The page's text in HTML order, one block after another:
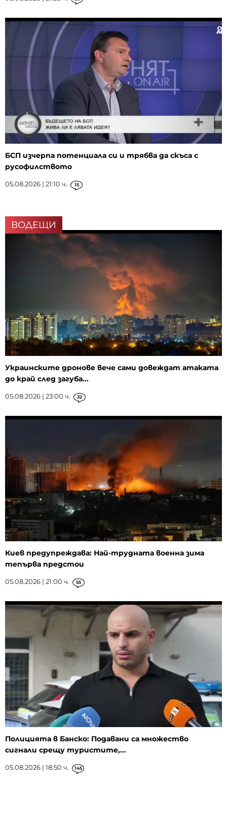
БСП изчерпа потенциала си и трябва да скъса с
русофилството
05.08.2026 | 21:10 ч. 15
ВОДЕЩИ
Украинските дронове вече сами довеждат атаката
до край след загуба...
05.08.2026 | 23:00 ч. 32
Киев предупреждава: Най-трудната военна зима
тепърва предстои
05.08.2026 | 21:00 ч. 55
Полицията в Банско: Подавани са множество
сигнали срещу туристите,...
05.08.2026 | 18:50 ч. 145